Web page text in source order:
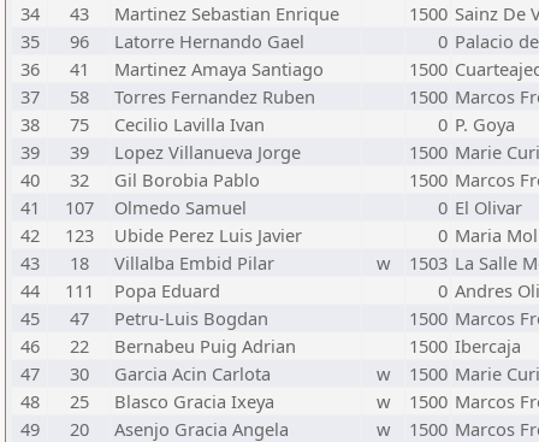
34
43 Martinez Sebastian Enrique 1500 Sainz De
35
96 Latorre Hernando Gael 0 Palacio
36
41 Martinez Amaya Santiago 1500
37
58 Torres Fernandez Ruben 1500 Marcos
38
75 Cecilio Lavilla Ivan 0 P. Goya
39
39 Lopez Villanueva Jorge 1500 Marie
40
32 Gil Borobia Pablo 1500 Marcos
41
107 Olmedo Samuel 0 El Olivar
42
123 Ubide Perez Luis Javier 0 Maria
43
18 Villalba Embid Pilar w 1503 La Salle
44
111 Popa Eduard 0 Andres
45
47 Petru-Luis Bogdan 1500 Marcos
46
22 Bernabeu Puig Adrian 1500 Ibercaja
47
30 Garcia Acin Carlota w 1500 Marie
48
25 Blasco Gracia Ixeya w 1500 Marcos
49
20 Asenjo Gracia Angela w 1500 Marcos